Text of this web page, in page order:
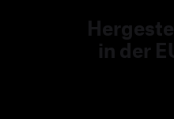
in der